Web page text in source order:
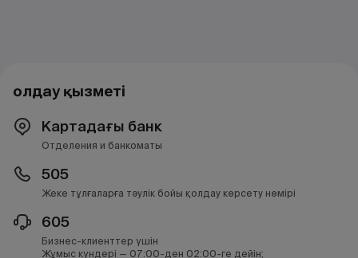
Қолдау қызметі
Картадағы банк
Отделения и банкоматы
505
Жеке тұлғаларға тәулік бойы қолдау көрсету нөмірі
605
Бизнес-клиенттер үшін
Жұмыс күндері — 07:00-ден 02:00-ге дейін;